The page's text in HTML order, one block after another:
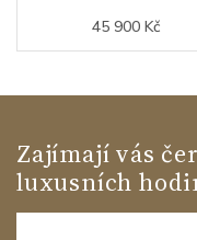
45 900 Kč
Zajímají vás
luxusních